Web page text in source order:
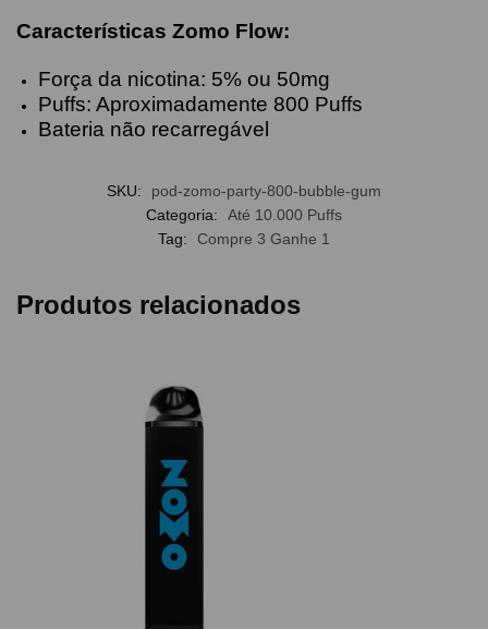
Características Zomo Flow:
Força da nicotina: 5% ou 50mg
Puffs: Aproximadamente 800 Puffs
Bateria não recarregável
SKU:
pod-zomo-party-800-bubble-gum
Categoria:
Até 10.000 Puffs
Tag:
Compre 3 Ganhe 1
Produtos relacionados